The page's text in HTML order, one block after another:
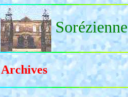
Sorézienne
Archives